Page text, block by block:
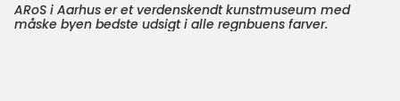
ARoS i Aarhus er et verdenskendt kunstmuseum med
måske byen bedste udsigt i alle regnbuens farver.